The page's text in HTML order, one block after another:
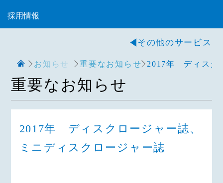
採用情報
その他のサービス
お知らせ 重要なお知らせ 2017年 ディスク
重要なお知らせ
2017年 ディスクロージャー誌、
ミニディスクロージャー誌